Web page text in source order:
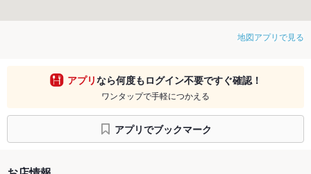
地図アプリで見る
アプリなら何度もログイン不要ですぐ確認！
ワンタップで手軽につかえる
アプリでブックマーク